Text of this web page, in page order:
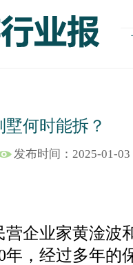
何时能拆？
发布时间：2025-01-03
企业家黄淦波
年，经过多年的